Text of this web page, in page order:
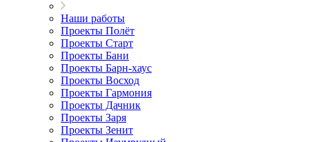
Наши работы
Проекты Полёт
Проекты Старт
Проекты Бани
Проекты Барн-хаус
Проекты Восход
Проекты Гармония
Проекты Дачник
Проекты Заря
Проекты Зенит